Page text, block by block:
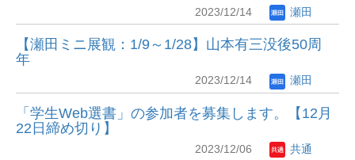
2023/12/14 瀬田
【瀬田ミニ展観：1/9～1/28】山本有三没後50周
年
2023/12/14 瀬田
「学生Web選書」の参加者を募集します。【12月
22日締め切り】
2023/12/06 共通